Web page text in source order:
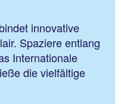
innovative
Spaziere entlang
Internationale
die vielfältige